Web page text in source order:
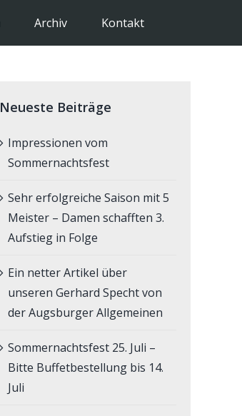
Archiv Kontakt
Neueste Beiträge
Impressionen vom
Sommernachtsfest
Sehr erfolgreiche Saison mit 5
Meister – Damen schafften 3.
Aufstieg in Folge
Ein netter Artikel über
unseren Gerhard Specht von
der Augsburger Allgemeinen
Sommernachtsfest 25. Juli –
Bitte Buffetbestellung bis 14.
Juli